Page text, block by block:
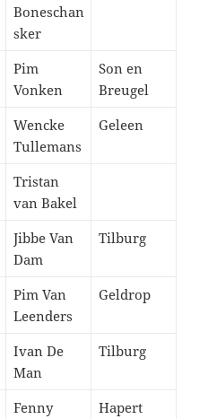
Boneschan
sker
Pim
Vonken
Son en
Breugel
Wencke
Tullemans
Geleen
Tristan
van Bakel
Jibbe Van
Dam
Tilburg
Pim Van
Leenders
Geldrop
Ivan De
Man
Tilburg
Fenny
Hapert